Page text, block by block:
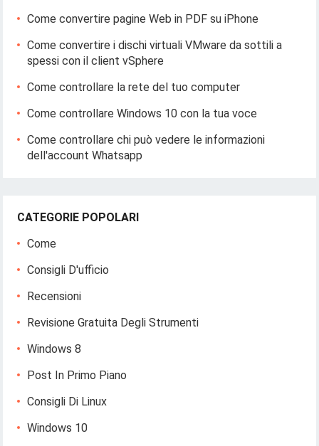
Come convertire pagine Web in PDF su iPhone
Come convertire i dischi virtuali VMware da sottili a
spessi con il client vSphere
Come controllare la rete del tuo computer
Come controllare Windows 10 con la tua voce
Come controllare chi può vedere le informazioni
dell'account Whatsapp
CATEGORIE POPOLARI
Come
Consigli D'ufficio
Recensioni
Revisione Gratuita Degli Strumenti
Windows 8
Post In Primo Piano
Consigli Di Linux
Windows 10